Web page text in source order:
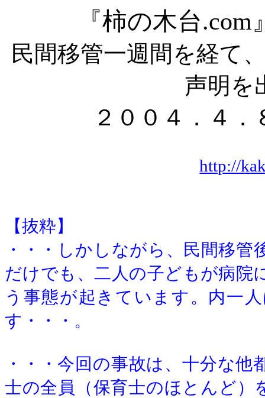
『柿の木台.com
民間移管一週間を経て
声明を
２００４．４
http://
【抜粋】
・・・しかしながら、民間移
だけでも、二人の子どもが病院
う事態が起きています。内一
す・・・。
・・・今回の事故は、十分な
士の全員（保育士のほとんど）